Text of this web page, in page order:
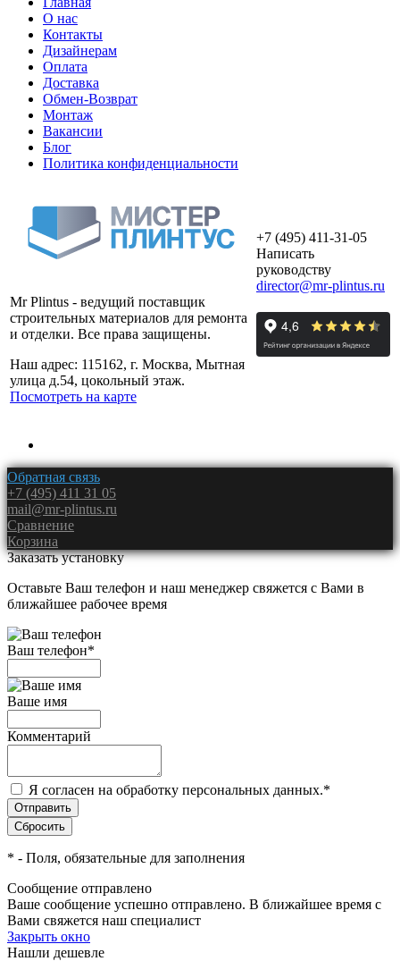
О нас
Контакты
Дизайнерам
Оплата
Доставка
Обмен-Возврат
Монтаж
Вакансии
Блог
Политика конфиденциальности
Mr Plintus - ведущий поставщик
строительных материалов для ремонта
и отделки. Все права защищены.
Наш адрес: 115162, г. Москва, Мытная
улица д.54, цокольный этаж.
Посмотреть на карте
+7 (495) 411-31-05
Написать
руководству
director@mr-plintus.ru
Обратная связь
+7 (495) 411 31 05
mail@mr-plintus.ru
Сравнение
Корзина
Заказать установку
Оставьте Ваш телефон и наш менеджер свяжется с Вами в
ближайшее рабочее время
Ваш телефон*
Ваше имя
Комментарий
Я согласен на обработку персональных данных.*
* - Поля, обязательные для заполнения
Сообщение отправлено
Ваше сообщение успешно отправлено. В ближайшее время с
Вами свяжется наш специалист
Закрыть окно
Нашли дешевле